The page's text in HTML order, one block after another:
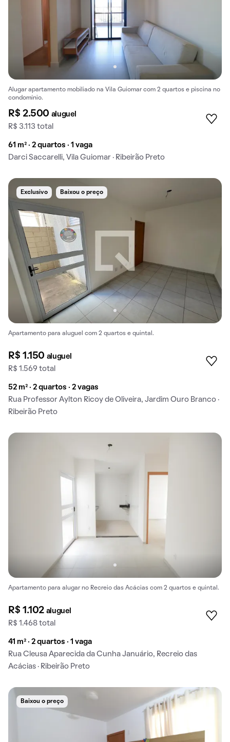
Alugar apartamento mobiliado na Vila Guiomar com 2 quartos e piscina no
condomínio.
R$ 2.500 aluguel
R$ 3.113 total
61 m² · 2 quartos · 1 vaga
Darci Saccarelli, Vila Guiomar · Ribeirão Preto
Exclusivo Baixou o preço
Apartamento para aluguel com 2 quartos e quintal.
R$ 1.150 aluguel
R$ 1.569 total
52 m² · 2 quartos · 2 vagas
Rua Professor Aylton Ricoy de Oliveira, Jardim Ouro Branco ·
Ribeirão Preto
Apartamento para alugar no Recreio das Acácias com 2 quartos e quintal.
R$ 1.102 aluguel
R$ 1.468 total
41 m² · 2 quartos · 1 vaga
Rua Cleusa Aparecida da Cunha Januário, Recreio das
Acácias · Ribeirão Preto
Baixou o preço